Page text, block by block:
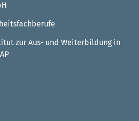
zur Aus- und Weiterbildung in